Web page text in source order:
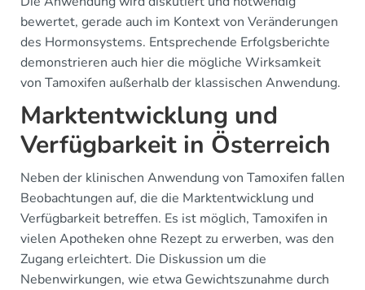
bewertet, gerade auch im Kontext von Veränderungen
des Hormonsystems. Entsprechende Erfolgsberichte
demonstrieren auch hier die mögliche Wirksamkeit
von Tamoxifen außerhalb der klassischen Anwendung.
Marktentwicklung und
Verfügbarkeit in Österreich
Neben der klinischen Anwendung von Tamoxifen fallen
Beobachtungen auf, die die Marktentwicklung und
Verfügbarkeit betreffen. Es ist möglich, Tamoxifen in
vielen Apotheken ohne Rezept zu erwerben, was den
Zugang erleichtert. Die Diskussion um die
Nebenwirkungen, wie etwa Gewichtszunahme durch